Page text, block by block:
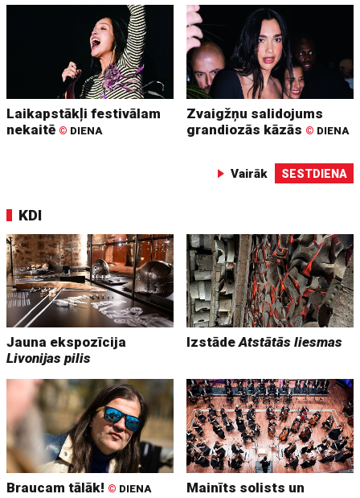
Laikapstākļi festivālam
nekaitē © DIENA
Zvaigžņu salidojums
grandiozās kāzās © DIENA
Vairāk SESTDIENA
KDI
Jauna ekspozīcija
Livonijas pilis
IzstādeAtstātās liesmas
Braucam tālāk! © DIENA
Mainīts solists un